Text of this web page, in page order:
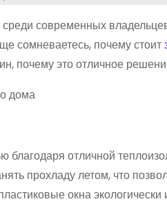
современных
сомневаетесь, почему стоит
почему это отличное
благодаря отличной
прохладу летом, что
окна